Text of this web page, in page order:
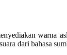
warna
dari bahasa